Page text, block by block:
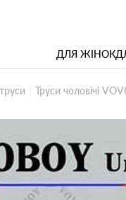
ДЛЯ ЖІНОК
Труси чоловічі